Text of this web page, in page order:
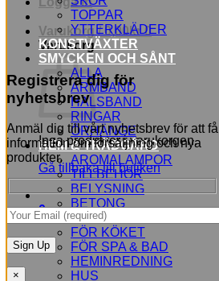
Registrera dig för
nyhetsbrev
Anmäl dig till vårt nyhetsbrev för att få
information om försäljning och nya
produkter.
×
Varukorg /0,00kr 0
Varukorg
Inga produkter i varukorgen.
Gå tillbaka till butiken
0
TOPPAR
YTTERKLÄDER
KONSTVÄXTER
SMYCKEN OCH SÅNT
ALLA
ARMBAND
HALSBAND
RINGAR
ÖRHÄNGE
HEM & TRÄDGÅRD
AROMALAMPOR
TILLBEHÖR
BELYSNING
BETONG
BLOMMOR
FÖR KÖKET
FÖR SPA & BAD
HEMINREDNING
HUS